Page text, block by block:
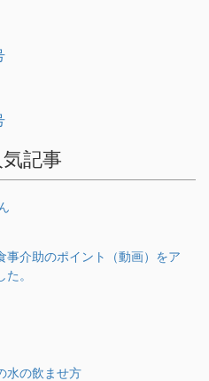
記事
事介助のポイント（動画）をア
た。
水の飲ませ方